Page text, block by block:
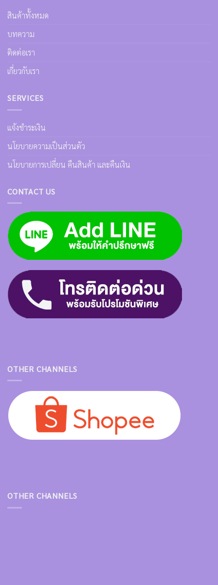
สินค้าทั้งหมด
บทความ
ติดต่อเรา
เกี่ยวกับเรา
SERVICES
แจ้งชำระเงิน
นโยบายความเป็นส่วนตัว
นโยบายการเปลี่ยน คืนสินค้า และคืนเงิน
CONTACT US
OTHER CHANNELS
OTHER CHANNELS